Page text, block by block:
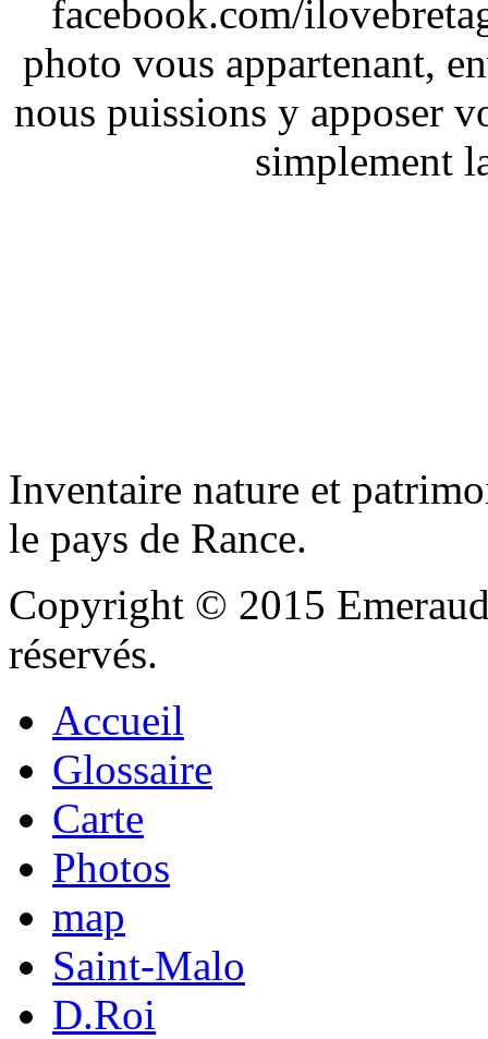
facebook.com/
photo vous appartenant,
nous puissions y apposer
simplement
Inventaire nature et
le pays de Rance.
Copyright © 2015
réservés.
Accueil
Glossaire
Carte
Photos
map
Saint-Malo
D.Roi